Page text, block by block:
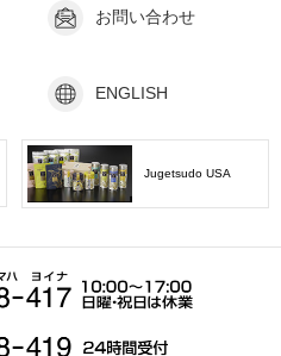
お問い合わせ
ENGLISH
Jugetsudo USA